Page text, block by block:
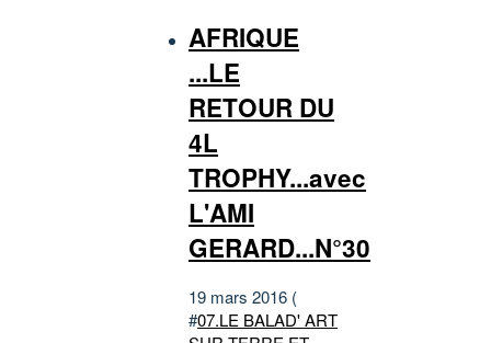
AFRIQUE
...LE
RETOUR DU
4L
TROPHY...avec
L'AMI
GERARD...N°30
19 mars 2016 (
#07.LE BALAD' ART